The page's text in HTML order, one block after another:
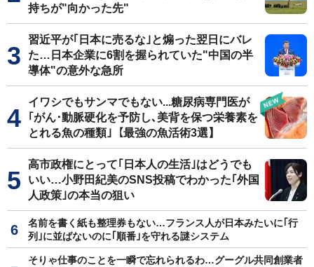
持ちが"向かった先"
習近平が｢日本に売るな｣と煽った翌日にバレ
た…日本企業に6割を握られていた"中国の半
導体"の意外な急所
イワシでもサンマでもない...糖尿病専門医が
｢がん･動脈硬化を予防し､美背を保つ栄養素を
とれる魚の種類｣【最強の魚活術3選】
高市政権にとって｢日本人の生活｣はどうでも
いい…小野田紀美のSNS投稿でわかった｢外国
人政策｣の本当の狙い
名前を書く紙も整理券もない…フランス人が日本みたいに｢行
列｣に並ばないのに｢順番｣を守れる謎システム
そりゃ仕事のことを一瞬で忘れられるわ…グーグル共同創業者